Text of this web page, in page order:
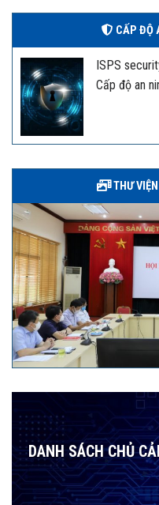
CẤP ĐỘ
ISPS
Cấp độ an
THƯ
DANH SÁCH CHỦ